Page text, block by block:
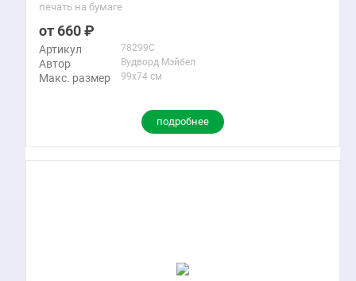
печать на бумаге
660
Артикул 78299C
Автор Вудворд Мэйбел
Макс. размер 99x74 см
подробнее